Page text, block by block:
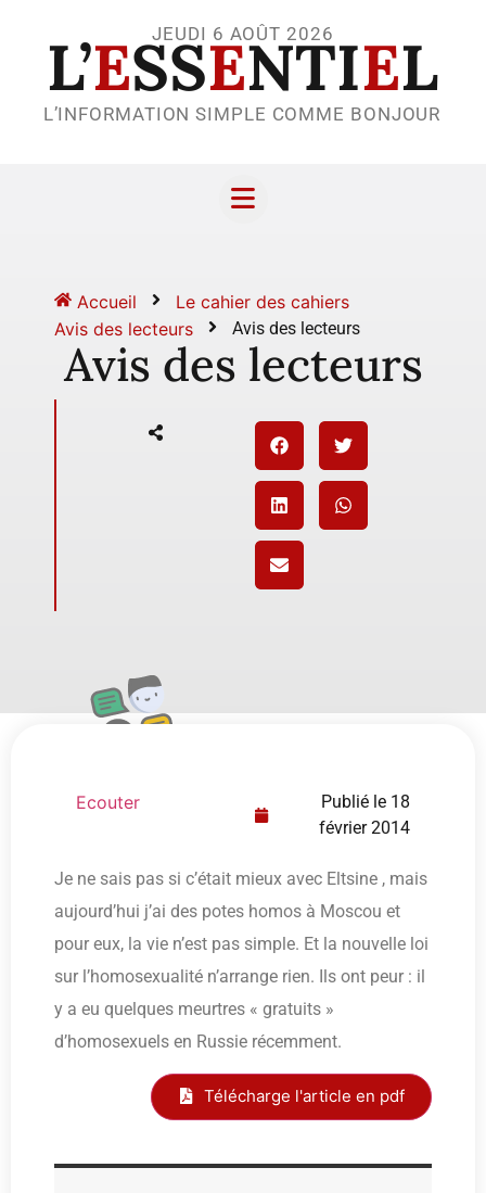
JEUDI 6 AOÛT 2026
L’ESSENTIEL
L’INFORMATION SIMPLE COMME BONJOUR
Accueil
Le cahier des cahiers
Avis des lecteurs
Avis des lecteurs
Avis des lecteurs
Ecouter Publié le 18
février 2014
Je ne sais pas si c’était mieux avec Eltsine , mais
aujourd’hui j’ai des potes homos à Moscou et
pour eux, la vie n’est pas simple. Et la nouvelle loi
sur l’homosexualité n’arrange rien. Ils ont peur : il
y a eu quelques meurtres « gratuits »
d’homosexuels en Russie récemment.
Télécharge l'article en pdf